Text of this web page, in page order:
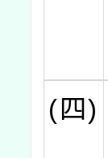
(四)